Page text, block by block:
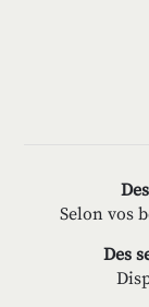
Selon vos
Des